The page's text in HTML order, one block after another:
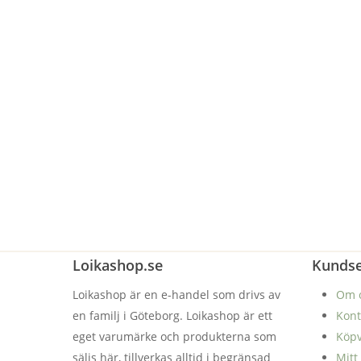
Loikashop.se
Loikashop är en e-handel som drivs av
en familj i Göteborg. Loikashop är ett
eget varumärke och produkterna som
säljs här, tillverkas alltid i begränsad
Om
Mitt